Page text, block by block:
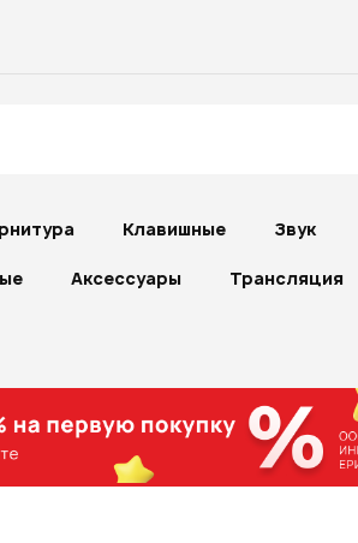
Клавишные Звук
Аксессуары Трансляция